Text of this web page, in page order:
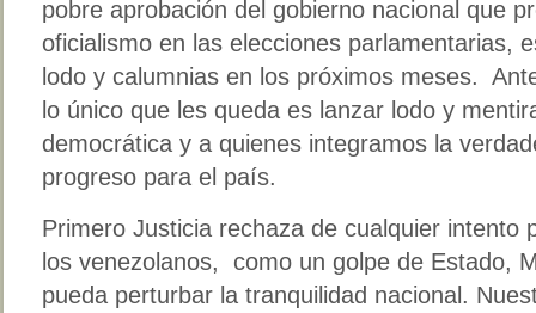
pobre aprobación del gobierno nacional que
oficialismo en las elecciones parlamentarias,
lodo y calumnias en los próximos meses.
lo único que les queda es lanzar lodo y
democrática y a quienes integramos la
progreso para el país.
Primero Justicia rechaza de cualquier intento
los venezolanos, como un golpe de Estado,
pueda perturbar la tranquilidad nacional.